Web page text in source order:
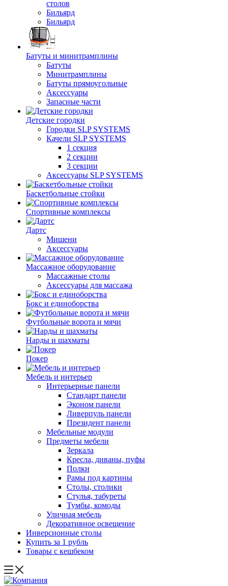
столов
Бильяpд
Бильяpд
Батуты и минитрамплины
Батуты
Минитрамплины
Батуты прямоугольные
Аксессуары
Запасные части
Детские городки
Городки SLP SYSTEMS
Качели SLP SYSTEMS
1 секция
2 секции
3 секции
Аксессуары SLP SYSTEMS
Баскетбольные стойки
Спортивные комплексы
Дартс
Мишени
Аксессуары
Массажное оборудование
Массажные столы
Аксессуары для массажа
Бокс и единоборства
Футбольные ворота и мячи
Нарды и шахматы
Покер
Мебель и интерьер
Интерьерные панели
Стандарт панели
Эконом панели
Ливерпуль панели
Президент панели
Мебельные модули
Предметы мебели
Зеркала
Кресла, диваны, пуфы
Полки
Рамы под картины
Столы, столики
Стулья, табуреты
Тумбы, комоды
Уличная мебель
Декоративное освещение
Инверсионные столы
Купить за 1 рубль
Товары с кешбеком